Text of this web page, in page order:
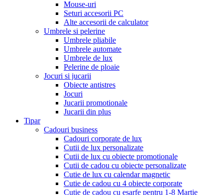
Mouse-uri
Seturi accesorii PC
Alte accesorii de calculator
Umbrele si pelerine
Umbrele pliabile
Umbrele automate
Umbrele de lux
Pelerine de ploaie
Jocuri si jucarii
Obiecte antistres
Jocuri
Jucarii promotionale
Jucarii din plus
Tipar
Cadouri business
Cadouri corporate de lux
Cutii de lux personalizate
Cutii de lux cu obiecte promotionale
Cutii de cadou cu obiecte personalizate
Cutie de lux cu calendar magnetic
Cutie de cadou cu 4 obiecte corporate
Cutie de cadou cu esarfe pentru 1-8 Martie